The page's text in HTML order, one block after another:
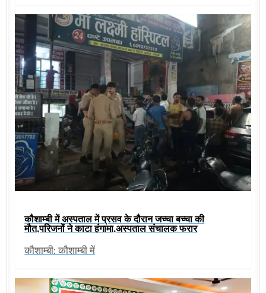
कौशाम्बी में अस्पताल में प्रसव के दौरान जच्चा बच्चा की
मौत,परिजनों ने काटा हंगामा,अस्पताल संचालक फरार
कौशाम्बी: कौशाम्बी में